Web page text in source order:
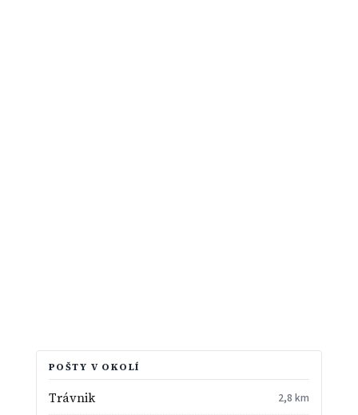
POŠTY V OKOLÍ
Trávnik 2,8 km